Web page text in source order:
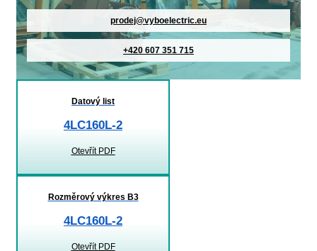
prodej@vyboelectric.eu
+420 607 351 715
Datový list
4LC160L-2
Otevřít PDF
Rozměrový výkres B3
4LC160L-2
Otevřít PDF